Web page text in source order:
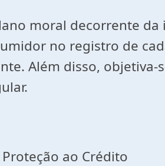
moral decorrente da
no registro de
Além disso, objetiva-
ao Crédito